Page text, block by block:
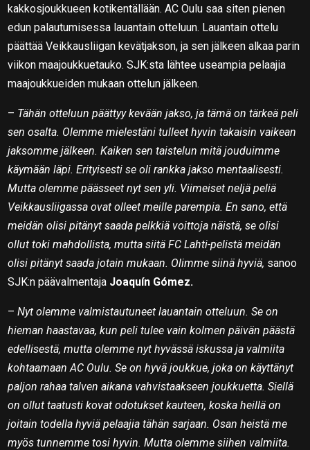
kakkosjoukkueen kotikentällään. AC Oulu saa siten pienen
edun palautumisessa lauantain otteluun. Lauantain ottelu
päättää Veikkausliigan kevätjakson, ja sen jälkeen alkaa parin
viikon maajoukkuetauko. SJK:sta lähtee useampia pelaajia
maajoukkueiden mukaan ottelun jälkeen.
– Tähän otteluun päättyy kevään jakso, ja tämä on tärkeä peli
sen osalta. Olemme mielestäni tulleet hyvin takaisin vaikean
jaksomme jälkeen. Kaiken sen taistelun mitä jouduimme
käymään läpi. Erityisesti se oli rankka jakso mentaalisesti.
Mutta olemme päässeet nyt sen yli. Viimeiset neljä peliä
Veikkausliigassa ovat olleet meille parempia. En sano, että
meidän olisi pitänyt saada pelkkiä voittoja näistä, se olisi
ollut toki mahdollista, mutta siitä FC Lahti-pelistä meidän
olisi pitänyt saada jotain mukaan. Olimme siinä hyviä, sanoo
SJK:n päävalmentaja Joaquín Gómez.
–Nyt olemme valmistautuneet lauantain otteluun. Se on
hieman haastavaa, kun peli tulee vain kolmen päivän päästä
edellisestä, mutta olemme nyt hyvässä iskussa ja valmiita
kohtaamaan AC Oulu. Se on hyvä joukkue, joka on käyttänyt
paljon rahaa talven aikana vahvistaakseen joukkuetta. Siellä
on ollut taatusti kovat odotukset kauteen, koska heillä on
joitain todella hyviä pelaajia tähän sarjaan. Osan heistä me
myös tunnemme tosi hyvin. Mutta olemme siihen valmiita.